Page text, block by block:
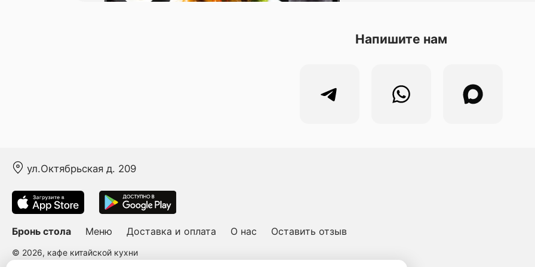
Напишите нам
ул.Октябрьская д. 209
Бронь стола Меню Доставка и оплата О нас Оставить отзыв
© 2026, кафе китайской кухни